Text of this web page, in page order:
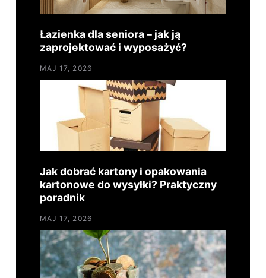
Łazienka dla seniora – jak ją
zaprojektować i wyposażyć?
MAJ 17, 2026
Jak dobrać kartony i opakowania
kartonowe do wysyłki? Praktyczny
poradnik
MAJ 17, 2026